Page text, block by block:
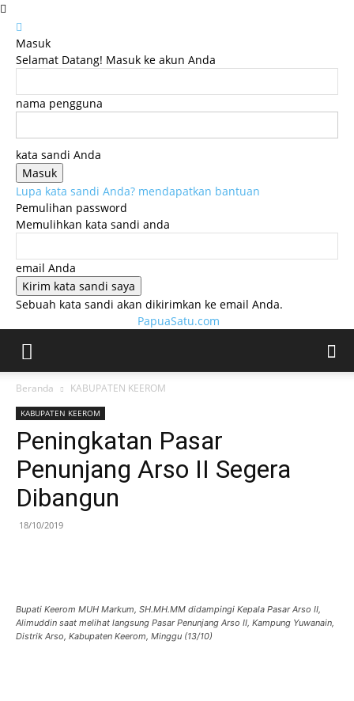
Masuk
Selamat Datang! Masuk ke akun Anda
nama pengguna
kata sandi Anda
Lupa kata sandi Anda? mendapatkan bantuan
Pemulihan password
Memulihkan kata sandi anda
email Anda
Sebuah kata sandi akan dikirimkan ke email Anda.
PapuaSatu.com
Beranda KABUPATEN KEEROM
KABUPATEN KEEROM
Peningkatan Pasar
Penunjang Arso II Segera
Dibangun
18/10/2019
Bupati Keerom MUH Markum, SH.MH.MM didampingi Kepala Pasar Arso II,
Alimuddin saat melihat langsung Pasar Penunjang Arso II, Kampung Yuwanain,
Distrik Arso, Kabupaten Keerom, Minggu (13/10)